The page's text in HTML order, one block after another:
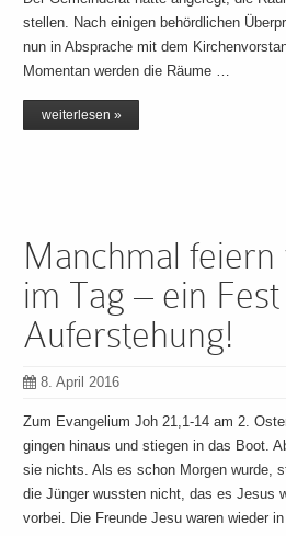
stellen. Nach einigen behördlichen
nun in Absprache mit dem
Momentan werden die Räume …
weiterlesen »
Manchmal
im Tag – ein
Auferstehung!
8. April 2016
Zum Evangelium Joh 21,1-14 am 2.
gingen hinaus und stiegen in das Boot.
sie nichts. Als es schon Morgen wurde,
die Jünger wussten nicht, das es Jesus
vorbei. Die Freunde Jesu waren wieder